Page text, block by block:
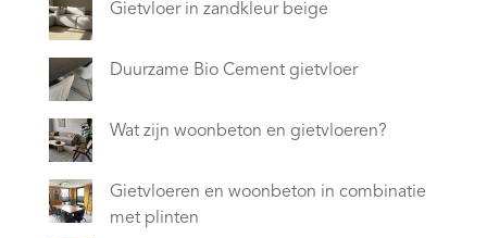
Gietvloer in zandkleur beige
Duurzame Bio Cement gietvloer
Wat zijn woonbeton en gietvloeren?
Gietvloeren en woonbeton in combinatie
met plinten